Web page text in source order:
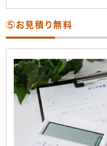
⑤お見積り無料